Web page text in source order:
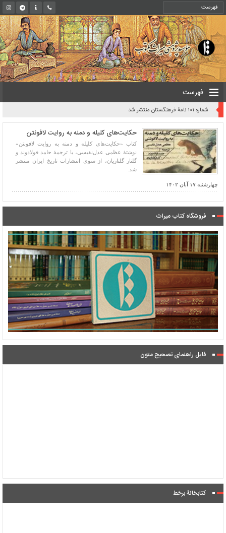
فهرست
شماره ۱۰۱ نامۀ فرهنگستان منتشر شد
حکایت‌های کلیله و دمنه به روایت لافونتن
کتاب «حکایت‌های کلیله و دمنه به روایت لافونتن»
نوشتۀ عظمی عدل‌نفیسی، با ترجمۀ حامد فولادوند و
گلنار گلناریان، از سوی انتشارات تاریخ ایران منتشر
شد.
چهارشنبه ۱۷ آبان ۱۴۰۲
فروشگاه کتاب میراث
فایل راهنمای تصحیح متون
کتابخانۀ برخط